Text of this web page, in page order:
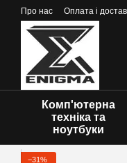
Перейти до основного
Про нас Оплата і
Комп'ютерна
техніка та
ноутбуки
−31%